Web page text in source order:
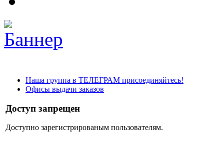
Наша группа в ТЕЛЕГРАМ присоединяйтесь!
Офисы выдачи заказов
Доступ запрещен
Доступно зарегистрированым пользователям.